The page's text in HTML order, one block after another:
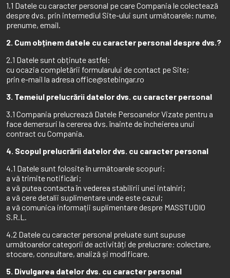
1.1 Datele cu caracter personal pe care Compania le colectează
despre dvs. prin intermediul Site-ului sunt următoarele: nume,
prenume, email.
2. Cum obținem datele cu caracter personal despre dvs.?
2.1 Datele sunt obținute astfel:
cu ocazia completării formularului de contact pe Site;
prin e-mail la adresa office@stebingar.ro
3. Temeiul prelucrării datelor dvs. cu caracter personal
3.1 Compania prelucrează Datele Persoanelor Vizate pentru a
face demersuri la cererea dvs. înainte de încheierea unui
contract cu Compania.
4. Scopul prelucrării datelor dvs. cu caracter personal
4.1 Datele sunt folosite în următoarele scopuri:
a vă trimite notificări;
a vă putea contacta în vederea stabilirii unei intalniri;
a vă cere detalii suplimentare unde este cazul;
a vă comunica informații suplimentare despre MASSTUDIO
S.R.L.
4.2 Datele cu caracter personal preluate sunt supuse
următoarelor categorii de activități de prelucrare: colectare,
stocare, consultare, analiză și modificare.
5. Divulgarea datelor dvs. cu caracter personal